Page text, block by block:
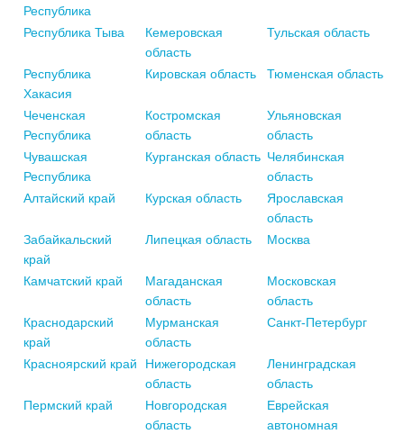
Республика
Республика Тыва
Кемеровская
область
Тульская область
Республика
Хакасия
Кировская область Тюменская область
Чеченская
Республика
Костромская
область
Ульяновская
область
Чувашская
Республика
Курганская область Челябинская
область
Алтайский край
Курская область
Ярославская
область
Забайкальский
край
Липецкая область Москва
Камчатский край
Магаданская
область
Московская
область
Краснодарский
край
Мурманская
область
Санкт-Петербург
Красноярский край
Нижегородская
область
Ленинградская
область
Пермский край
Новгородская
область
Еврейская
автономная